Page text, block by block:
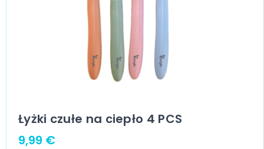
Łyżki czułe na ciepło 4 PCS
9,99 €